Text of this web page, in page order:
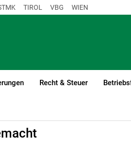
TIROL VBG WIEN
Recht & Steuer